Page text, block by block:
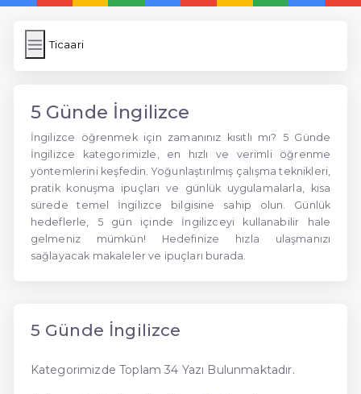
Ticaari
5 Günde İngilizce
İngilizce öğrenmek için zamanınız kısıtlı mı? 5 Günde
İngilizce kategorimizle, en hızlı ve verimli öğrenme
yöntemlerini keşfedin. Yoğunlaştırılmış çalışma teknikleri,
pratik konuşma ipuçları ve günlük uygulamalarla, kısa
sürede temel İngilizce bilgisine sahip olun. Günlük
hedeflerle, 5 gün içinde İngilizceyi kullanabilir hale
gelmeniz mümkün! Hedefinize hızla ulaşmanızı
sağlayacak makaleler ve ipuçları burada.
5 Günde İngilizce
Kategorimizde Toplam 34 Yazı Bulunmaktadır.